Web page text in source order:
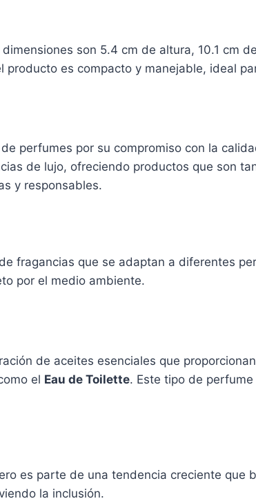
son 5.4 cm de altura, 10.1 cm
es compacto y manejable, ideal
perfumes por su compromiso con la
de lujo, ofreciendo productos que son
y responsables.
fragancias que se adaptan a diferentes
por el medio ambiente.
de aceites esenciales que
el Eau de Toilette. Este tipo de
es parte de una tendencia creciente que
la inclusión.